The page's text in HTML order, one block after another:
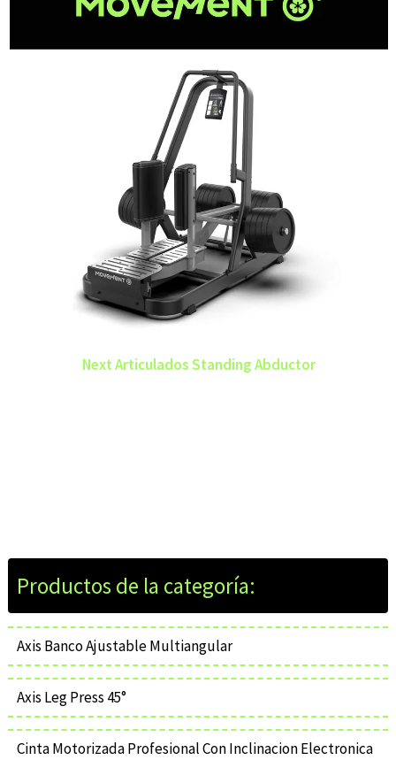
Axis Banco Ajustable Multiangular
Axis Leg Press 45°
Cinta Motorizada Profesional Con Inclinacion Electronica
Next Articulados Standing Abductor